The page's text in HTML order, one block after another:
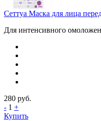
Сеттуа Маска для лица
Для интенсивного
280 руб.
- 1 +
Купить